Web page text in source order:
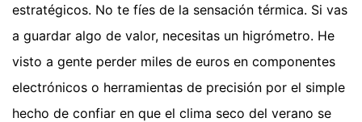
estratégicos. No te fíes de la sensación térmica. Si vas
a guardar algo de valor, necesitas un higrómetro. He
visto a gente perder miles de euros en componentes
electrónicos o herramientas de precisión por el simple
hecho de confiar en que el clima seco del verano se